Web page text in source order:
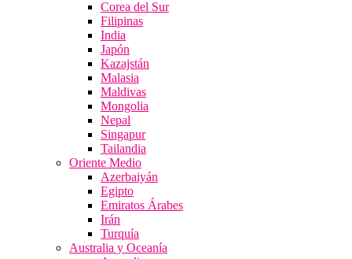
Corea del Sur
Filipinas
India
Japón
Kazajstán
Malasia
Maldivas
Mongolia
Nepal
Singapur
Tailandia
Oriente Medio
Azerbaiyán
Egipto
Emiratos Árabes
Irán
Turquía
Australia y Oceanía